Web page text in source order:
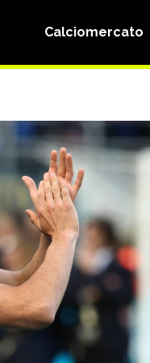
Calciomercato